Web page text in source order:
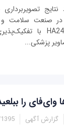
نتایج
صنعت سلامت و
پزشکی...
را
گزارش آگهی - 14:40